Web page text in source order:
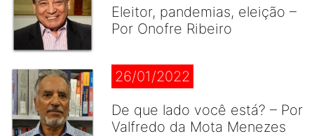
Eleitor, pandemias, eleição –
Por Onofre Ribeiro
26/01/2022
De que lado você está? – Por
Valfredo da Mota Menezes